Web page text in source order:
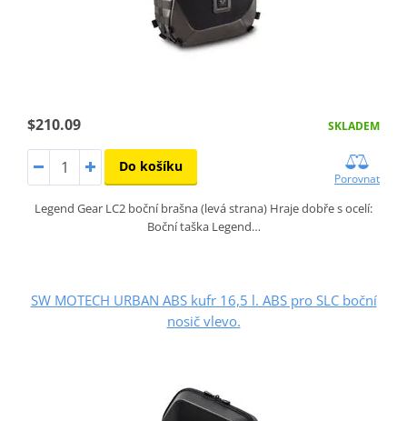
$210.09 SKLADEM
Do košíku
Porovnat
Legend Gear LC2 boční brašna (levá strana) Hraje dobře s ocelí:
Boční taška Legend…
SW MOTECH URBAN ABS kufr 16,5 l. ABS pro SLC boční
nosič vlevo.